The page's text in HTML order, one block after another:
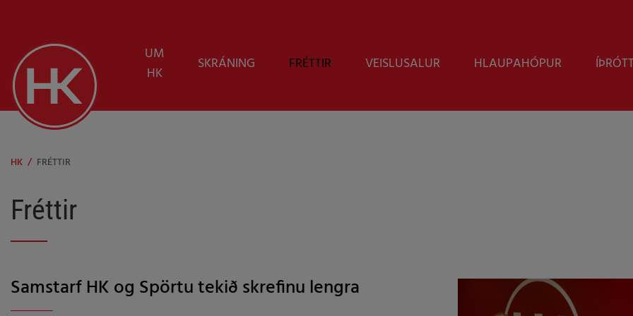
UM
HK
SKRÁNING FRÉTTIR VEISLUSALUR HLAUPAHÓPUR
HK / FRÉTTIR
Fréttir
Samstarf HK og Spörtu tekið skrefinu lengra